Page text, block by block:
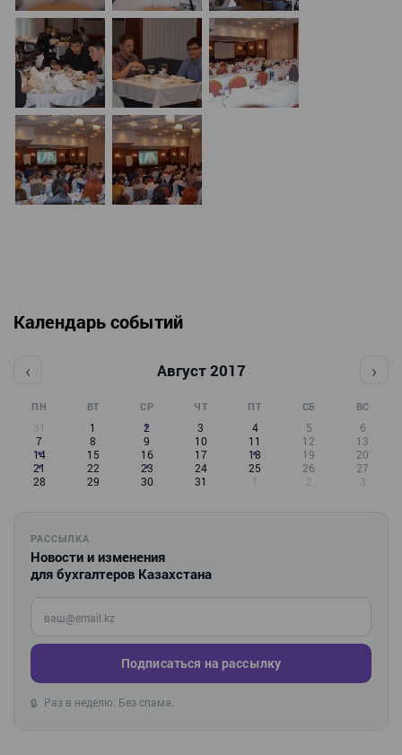
Календарь событий
‹ Август 2017 ›
ПН ВТ СР ЧТ ПТ СБ ВС
31 1 2 3 4 5
6
7
8 9 10 11 12
13
14
15 16 17 18 19
20
21
22 23 24 25 26
27
28
29 30 31 1 2 3
РАССЫЛКА
Новости и изменения
для бухгалтеров Казахстана
Введите ваш e-mail
Подписаться на рассылку
🔒 Раз в неделю. Без спама.